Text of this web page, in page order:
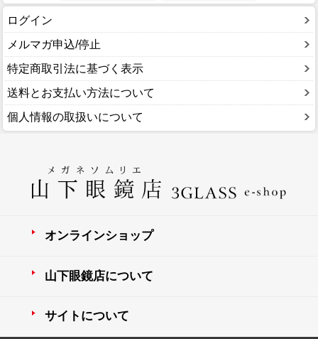
ログイン
メルマガ申込/停止
特定商取引法に基づく表示
送料とお支払い方法について
個人情報の取扱いについて
オンラインショップ
山下眼鏡店について
サイトについて